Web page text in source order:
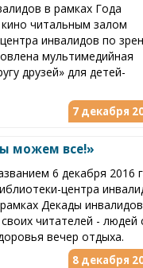
в рамках Года
кино читальным залом
инвалидов по
мультимедийная
друзей» для детей-
7 декабря
можем все!»
6 декабря 2016
центра
Декады инвалидов
читателей - людей
вечер отдыха.
8 декабря